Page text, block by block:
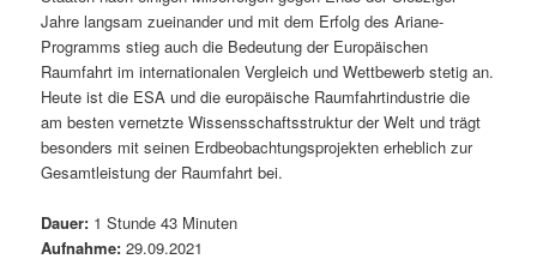
t
s
p
r
i
a
l
t
s
p
Jahre langsam zueinander und mit dem Erfolg des Ariane-
Programms stieg auch die Bedeutung der Europäischen
Raumfahrt im internationalen Vergleich und Wettbewerb stetig an.
Heute ist die ESA und die europäische Raumfahrtindustrie die
am besten vernetzte Wissensschaftsstruktur der Welt und trägt
besonders mit seinen Erdbeobachtungsprojekten erheblich zur
Gesamtleistung der Raumfahrt bei.
Dauer: 1 Stunde 43 Minuten
Aufnahme: 29.09.2021